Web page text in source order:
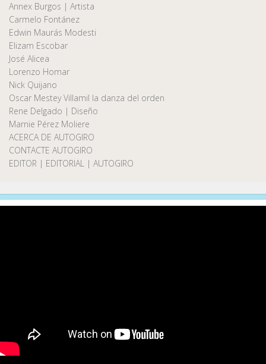
Annex Burgos | Artista
Carmelo Fontánez
Edwin Maurás Modesti
Elizam Escobar
José Alicea
Lorenzo Homar
Nick Quijano
Oscar Mestey Villamil la danza del orden
Rene Delgado | Diseño
Marnie Pérez Moliere
ACERCA DE AUTOGIRO
CONTACTE AUTOGIRO
EDITOR | EDITORIAL | AUTOGIRO